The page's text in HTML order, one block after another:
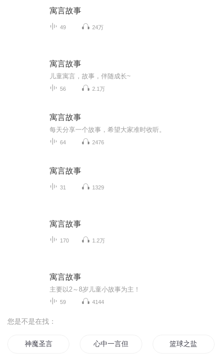
寓言故事
49 24万
寓言故事
儿童寓言，故事，伴随成长~
56 2.1万
寓言故事
每天分享一个故事，希望大家准时收听。
64 2476
寓言故事
31 1329
寓言故事
170 1.2万
寓言故事
主要以2～8岁儿童小故事为主！
59 4144
您是不是在找：
神魔圣言 心中一言但对你却无言以对篮球之盐